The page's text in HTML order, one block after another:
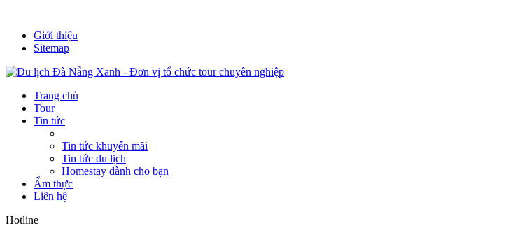
Giới thiệu
Sitemap
Trang chủ
Tour
Tin tức
Tin tức khuyến mãi
Tin tức du lịch
Homestay dành cho bạn
Ẩm thực
Liên hệ
Hotline